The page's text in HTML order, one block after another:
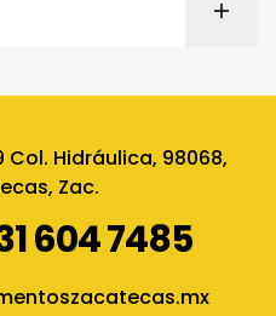
Col. Hidráulica, 98068,
Zac.
604 7485